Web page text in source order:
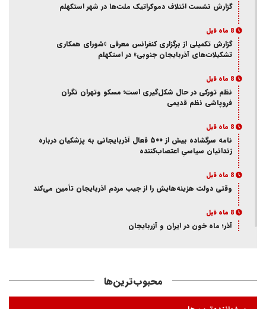
گزارش نشست ائتلاف دموکراتیک ملت‌ها در شهر استکهلم
8 ماه قبل
گزارش تکمیلی از برگزاری کنفرانس معرفی «شورای همکاری
تشکیلات‌های آذربایجان جنوبی» در استکهلم
8 ماه قبل
نظم تورکی در حال شکل‌گیری است؛ مسکو وتهران نگران
فروپاشی نظم قدیمی
8 ماه قبل
نامه سرگشاده بیش از ۵۰۰ فعال آذربایجانی به پزشکیان درباره
زندانیان سیاسیِ اعتصاب‌کننده
8 ماه قبل
وقتی دولت هزینه‌هایش را از جیب مردم آذربایجان تأمین می‌کند
8 ماه قبل
آذر؛ ماه خون در ایران و آزربایجان
محبوب‌ترین‌ها